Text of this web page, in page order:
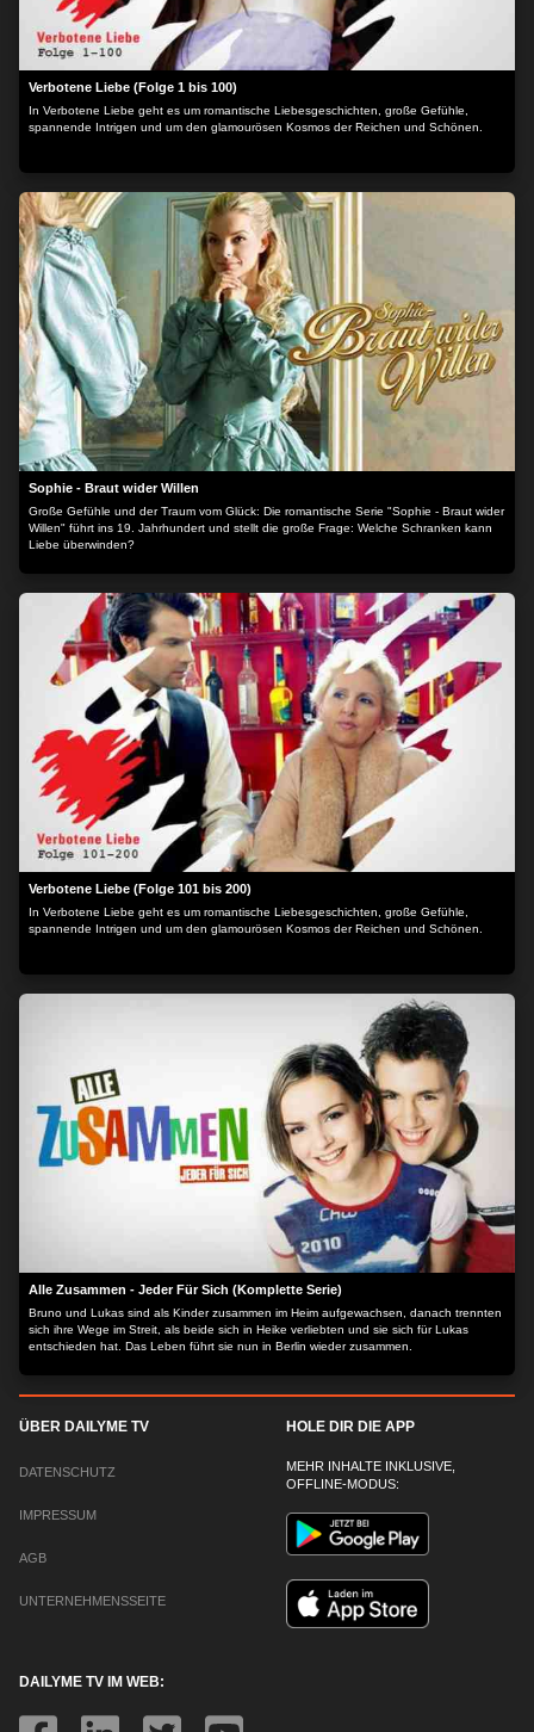
Verbotene Liebe (Folge 1 bis 100)
In Verbotene Liebe geht es um romantische Liebesgeschichten, große Gefühle,
spannende Intrigen und um den glamourösen Kosmos der Reichen und Schönen.
Sophie - Braut wider Willen
Große Gefühle und der Traum vom Glück: Die romantische Serie "Sophie - Braut wider
Willen" führt ins 19. Jahrhundert und stellt die große Frage: Welche Schranken kann
Liebe überwinden?
Verbotene Liebe (Folge 101 bis 200)
In Verbotene Liebe geht es um romantische Liebesgeschichten, große Gefühle,
spannende Intrigen und um den glamourösen Kosmos der Reichen und Schönen.
Alle Zusammen - Jeder Für Sich (Komplette Serie)
Bruno und Lukas sind als Kinder zusammen im Heim aufgewachsen, danach trennten
sich ihre Wege im Streit, als beide sich in Heike verliebten und sie sich für Lukas
entschieden hat. Das Leben führt sie nun in Berlin wieder zusammen.
ÜBER DAILYME TV
DATENSCHUTZ
IMPRESSUM
AGB
UNTERNEHMENSSEITE
HOLE DIR DIE APP
MEHR INHALTE INKLUSIVE,
OFFLINE-MODUS:
DAILYME TV IM WEB: